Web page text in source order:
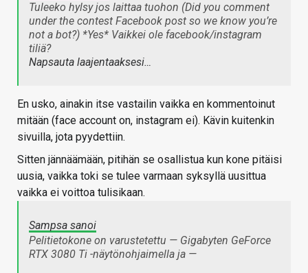
Tuleeko hylsy jos laittaa tuohon (Did you comment
under the contest Facebook post so we know you’re
not a bot?) *Yes* Vaikkei ole facebook/instagram
tiliä?
Napsauta laajentaaksesi…
En usko, ainakin itse vastailin vaikka en kommentoinut
mitään (face account on, instagram ei). Kävin kuitenkin
sivuilla, jota pyydettiin.
Sitten jännäämään, pitihän se osallistua kun kone pitäisi
uusia, vaikka toki se tulee varmaan syksyllä uusittua
vaikka ei voittoa tulisikaan.
Sampsa sanoi
Pelitietokone on varustetettu — Gigabyten GeForce
RTX 3080 Ti -näytönohjaimella ja —